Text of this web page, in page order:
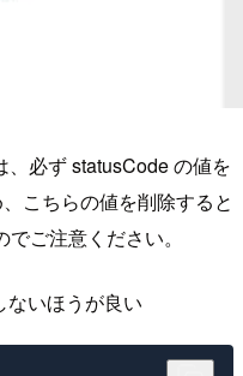
必ず statusCode の値を
こちらの値を削除すると
ご注意ください。
ないほうが良い